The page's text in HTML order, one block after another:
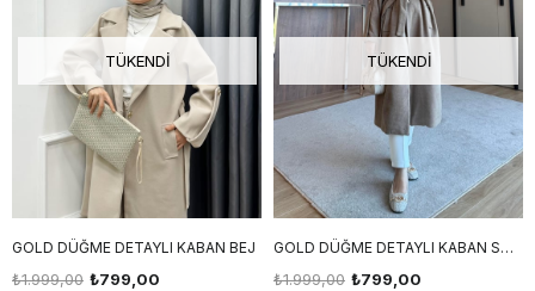
TÜKENDI
GOLD DÜĞME DETAYLI KABAN BEJ
₺799,00
₺1.999,00
TÜKENDI
GOLD DÜĞME DETAYLI KABAN SÜTLÜ KAHVE ÇİZGİLİ
₺799,00
₺1.999,00